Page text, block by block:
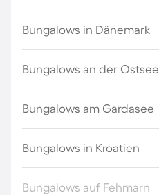
Bungalows in Dänemark
Bungalows an der Ostsee
Bungalows am Gardasee
Bungalows in Kroatien
Bungalows auf Fehmarn